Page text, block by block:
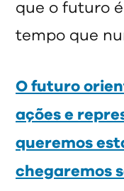
que o futuro
tempo que
O futuro
ações e
queremos
chegaremos